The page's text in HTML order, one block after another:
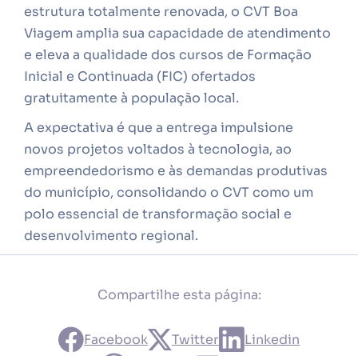
estrutura totalmente renovada, o CVT Boa
Viagem amplia sua capacidade de atendimento
e eleva a qualidade dos cursos de Formação
Inicial e Continuada (FIC) ofertados
gratuitamente à população local.
A expectativa é que a entrega impulsione
novos projetos voltados à tecnologia, ao
empreendedorismo e às demandas produtivas
do município, consolidando o CVT como um
polo essencial de transformação social e
desenvolvimento regional.
Compartilhe esta página:
Facebook Twitter
Linkedin